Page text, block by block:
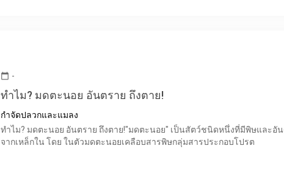
calendar_today -
ทำไม? มดตะนอย อันตราย ถึงตาย!
กำจัดปลวกและแมลง
ทำไม? มดตะนอย อันตราย ถึงตาย!"มดตะนอย" เป็นสัตว์ชนิดหนึ่งที่มีพิษและอัน
จากเหล็กใน โดย ในตัวมดตะนอยเคลือบสารพิษกลุ่มสารประกอบโปรต